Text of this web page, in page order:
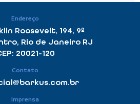
Endereço
Roosevelt, 194, 9º
Rio de Janeiro RJ
20021-120
Contato
Imprensa